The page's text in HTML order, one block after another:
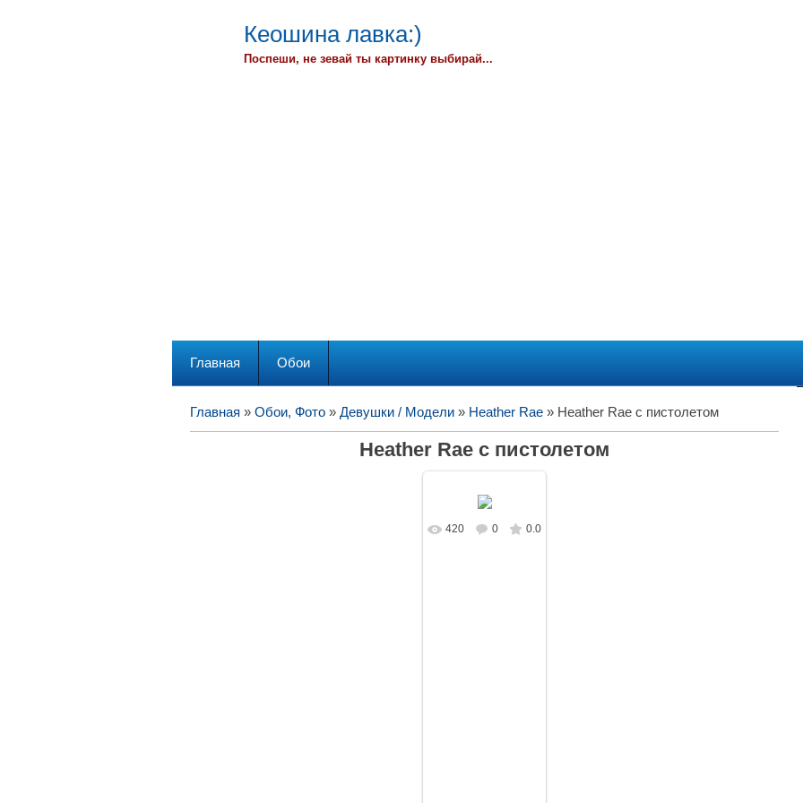
Кеошина лавка:)
Поспеши, не зевай ты картинку выбирай...
Главная Обои
Главная » Обои, Фото » Девушки / Модели » Heather Rae » Heather Rae с пистолетом
Heather Rae с пистолетом
В реальном
420 0 0.0